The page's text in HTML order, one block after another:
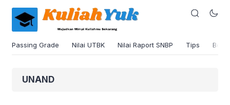
Passing Grade Nilai UTBK Nilai Raport SNBP Tips
UNAND